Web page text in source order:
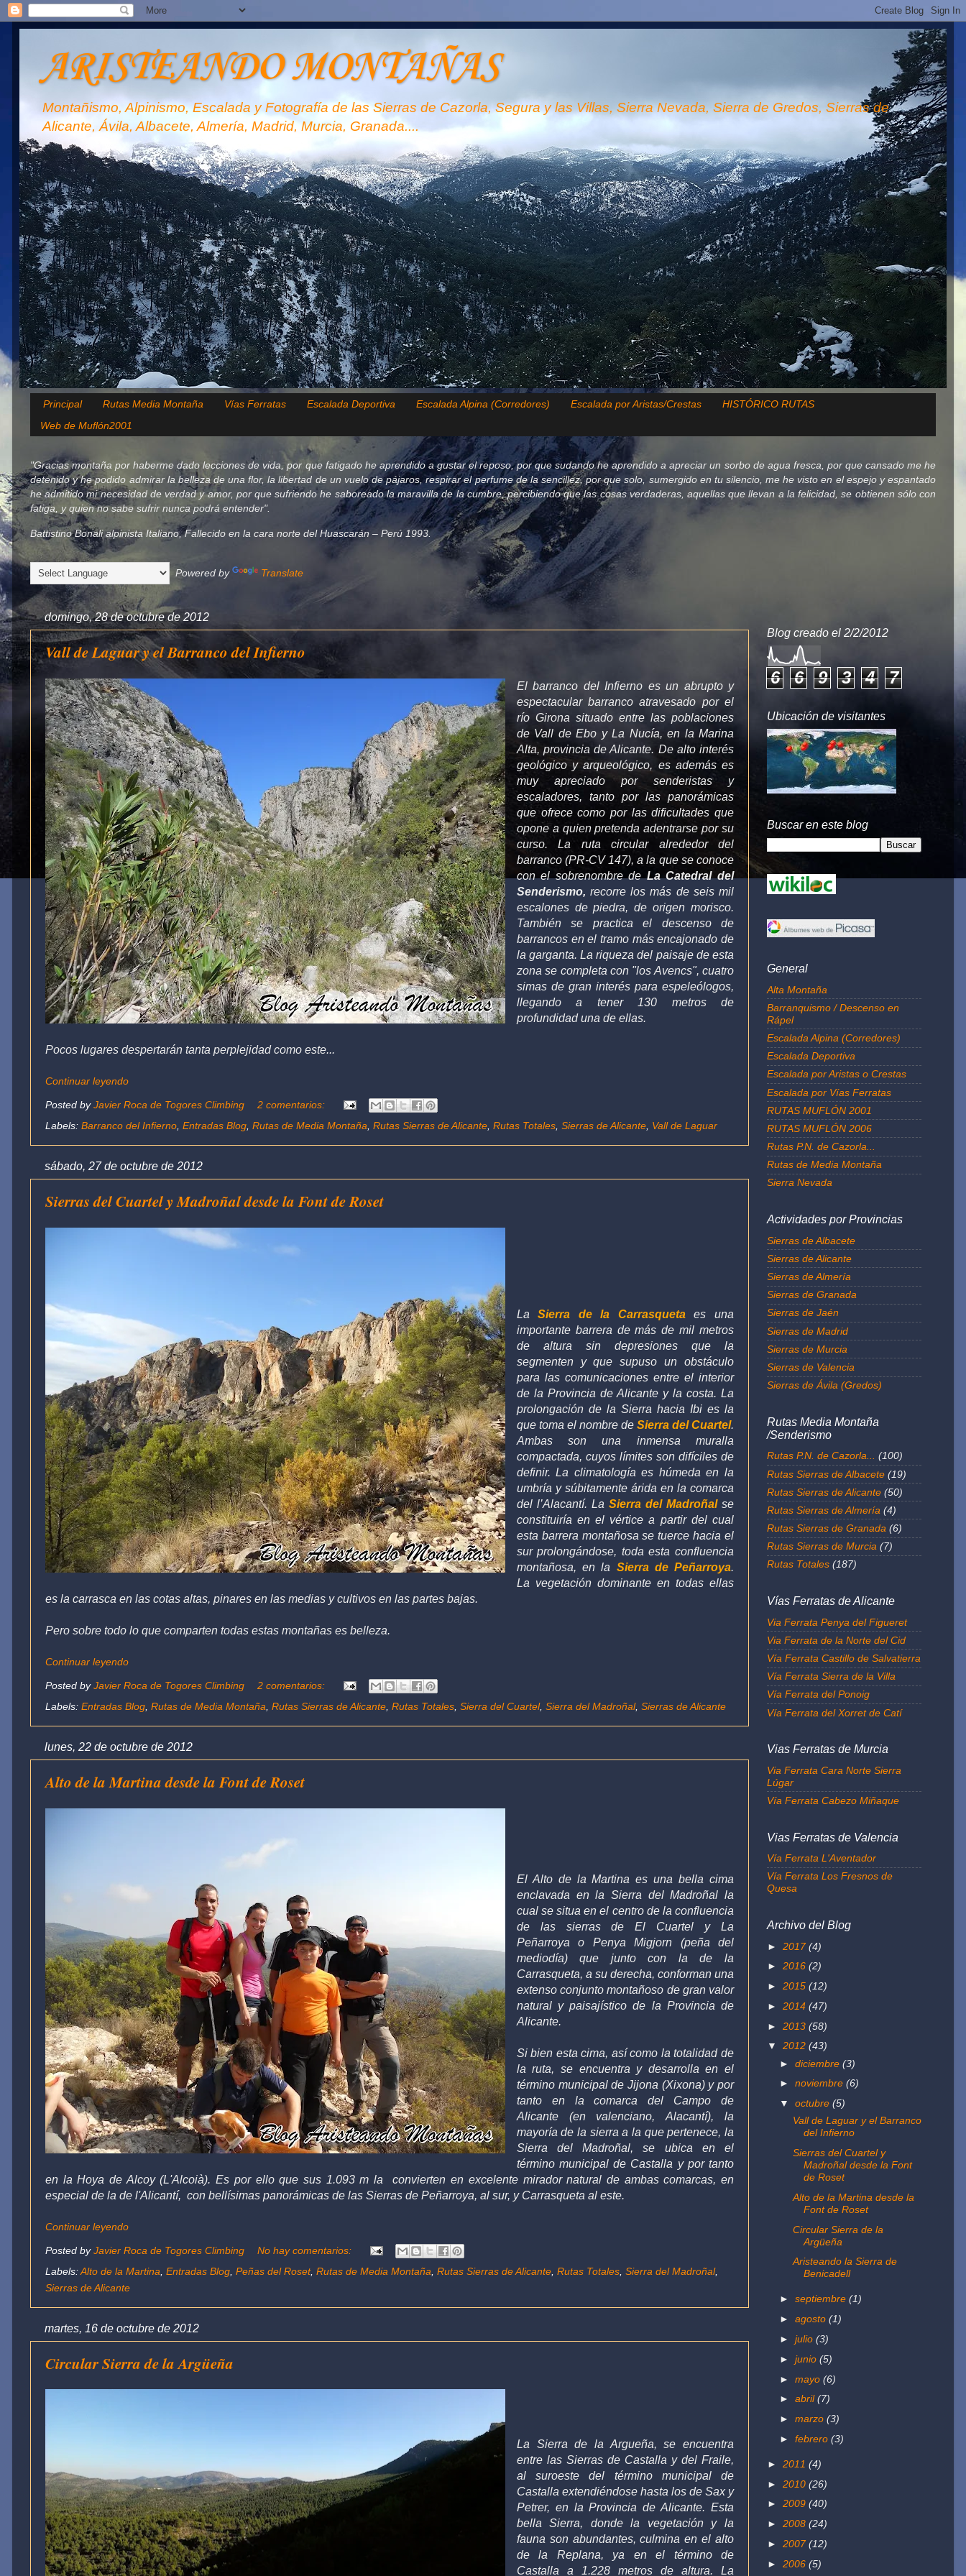
ARISTEANDO MONTAÑAS
Montañismo, Alpinismo, Escalada y Fotografía de las Sierras de Cazorla, Segura y las Villas, Sierra Nevada, Sierra de Gredos, Sierras de
Alicante, Ávila, Albacete, Almería, Madrid, Murcia, Granada....
Principal Rutas Media Montaña Vías Ferratas Escalada Deportiva Escalada Alpina (Corredores) Escalada por Aristas/Crestas
HISTÓRICO RUTAS
Web de Muflón2001
"Gracias montaña por haberme dado lecciones de vida, por que fatigado he aprendido a gustar el reposo, por que sudando he aprendido a apreciar un sorbo de agua fresca, por que cansado me he
detenido y he podido admirar la belleza de una flor, la libertad de un vuelo de pájaros, respirar el perfume de la sencillez, por que solo, sumergido en tu silencio, me he visto en el espejo y espantado
he admitido mi necesidad de verdad y amor, por que sufriendo he saboreado la maravilla de la cumbre, percibiendo que las cosas verdaderas, aquellas que llevan a la felicidad, se obtienen sólo con
fatiga, y quien no sabe sufrir nunca podrá entender".
Battistino Bonali alpinista Italiano, Fallecido en la cara norte del Huascarán – Perú 1993.
Powered by Translate
domingo, 28 de octubre de 2012
Vall de Laguar y el Barranco del Infierno
El barranco del Infierno es un abrupto y
espectacular barranco atravesado por el
río Girona situado entre las poblaciones
de Vall de Ebo y La Nucía, en la Marina
Alta, provincia de Alicante. De alto interés
geológico y arqueológico, es además es
muy apreciado por senderistas y
escaladores, tanto por las panorámicas
que ofrece como por las dificultades que
opone a quien pretenda adentrarse por su
curso. La ruta circular alrededor del
barranco (PR-CV 147), a la que se conoce
con el sobrenombre deLa Catedral del
Senderismo, recorre los más de seis mil
escalones de piedra, de origen morisco.
También se practica el descenso de
barrancos en el tramo más encajonado de
la garganta. La riqueza del paisaje de esta
zona se completa con "los Avencs", cuatro
simas de gran interés para espeleólogos,
llegando a tener 130 metros de
profundidad una de ellas.
Pocos lugares despertarán tanta perplejidad como este...
Continuar leyendo
Posted byJavier Roca de Togores Climbing
2 comentarios:
Labels: Barranco del Infierno Entradas Blog Rutas de Media Montaña Rutas Sierras de Alicante Rutas Totales Sierras de Alicante Vall de Laguar
sábado, 27 de octubre de 2012
Sierras del Cuartel y Madroñal desde la Font de Roset
LaSierra de la Carrasquetaes una
importante barrera de más de mil metros
de altura sin depresiones que la
segmenten y que supuso un obstáculo
para las comunicaciones entre el interior
de la Provincia de Alicante y la costa. La
prolongación de la Sierra hacia Ibi es la
que toma el nombre de Sierra del Cuartel.
Ambas son una inmensa muralla
compactada, cuyos límites son difíciles de
definir. La climatología es húmeda en la
umbría y súbitamente árida en la comarca
del l’Alacantí. La Sierra del Madroñalse
constituiría en el vértice a partir del cual
esta barrera montañosase tuerce hacia el
sur prolongándose, toda esta confluencia
montañosa, en la Sierra de Peñarroya.
La vegetación dominante en todas ellas
es la carrasca en las cotas altas, pinares en las medias y cultivos en las partes bajas.
Pero sobre todo lo que comparten todas estas montañas es belleza.
Continuar leyendo
Posted byJavier Roca de Togores Climbing
2 comentarios:
Labels: Entradas Blog Rutas de Media Montaña Rutas Sierras de Alicante Rutas Totales Sierra del Cuartel, Sierra del Madroñal, Sierras de Alicante
lunes, 22 de octubre de 2012
Alto de la Martina desde la Font de Roset
El Alto de la Martina es una bella cima
enclavada en la Sierra del Madroñal la
cual se situa en el centro de la confluencia
de las sierras de El Cuartel y La
Peñarroya o Penya Migjorn (peña del
mediodía) que junto con la de la
Carrasqueta, a su derecha, conforman una
extenso conjunto montañoso de gran valor
natural y paisajístico de la Provincia de
Alicante.
Si bien esta cima, así como la totalidad de
la ruta, se encuentra y desarrolla en el
término municipal de Jijona (Xixona) y por
tanto en la comarca del Campo de
Alicante (en valenciano,Alacantí), la
mayoría de la sierra a la que pertenece, la
Sierra del Madroñal, se ubica en el
término municipal de Castalla y por tanto
en la Hoya de Alcoy (L'Alcoià). Es por ello que sus 1.093 m la convierten en excelente mirador natural de ambascomarcas, en
especial de la de l'Alicantí, con bellísimas panorámicas de las Sierras de Peñarroya, al sur, y Carrasqueta al este.
Continuar leyendo
Posted byJavier Roca de Togores Climbing
No hay comentarios:
Labels:Alto de la Martina Entradas Blog Peñas del Roset, Rutas de Media Montaña Rutas Sierras de Alicante Rutas Totales Sierra del Madroñal,
Sierras de Alicante
martes, 16 de octubre de 2012
Circular Sierra de la Argüeña
La Sierra de la Argueña, se encuentra
entre las Sierras de Castalla y del Fraile,
al suroeste del término municipal de
Castalla extendiéndose hasta los de Sax y
Petrer, en la Provincia de Alicante. Esta
bella Sierra, donde la vegetación y la
fauna son abundantes, culmina en el alto
de la Replana, ya en el término de
Castalla a 1.228 metros de altura. La
Blog creado el 2/2/2012
6 6 9 3 4 7
Ubicación de visitantes
Buscar en este blog
General
Alta Montaña
Barranquismo / Descenso en
Rápel
Escalada Alpina (Corredores)
Escalada Deportiva
Escalada por Aristas o Crestas
Escalada por Vías Ferratas
RUTAS MUFLÓN 2001
RUTAS MUFLÓN 2006
Rutas P.N. de Cazorla...
Rutas de Media Montaña
Sierra Nevada
Actividades por Provincias
Sierras de Albacete
Sierras de Alicante
Sierras de Almería
Sierras de Granada
Sierras de Jaén
Sierras de Madrid
Sierras de Murcia
Sierras de Valencia
Sierras de Ávila (Gredos)
Rutas Media Montaña
/Senderismo
Rutas P.N. de Cazorla... (100)
Rutas Sierras de Albacete (19)
Rutas Sierras de Alicante (50)
Rutas Sierras de Almería (4)
Rutas Sierras de Granada (6)
Rutas Sierras de Murcia (7)
Rutas Totales (187)
Vías Ferratas de Alicante
Via Ferrata Penya del Figueret
Via Ferrata de la Norte del Cid
Vía Ferrata Castillo de Salvatierra
Vía Ferrata Sierra de la Villa
Vía Ferrata del Ponoig
Vía Ferrata del Xorret de Catí
Vias Ferratas de Murcia
Via Ferrata Cara Norte Sierra
Lúgar
Vía Ferrata Cabezo Miñaque
Vias Ferratas de Valencia
Vía Ferrata L'Aventador
Vía Ferrata Los Fresnos de
Quesa
Archivo del Blog
► 2017(4)
► 2016 (2)
► 2015 (12)
► 2014 (47)
► 2013 (58)
▼ 2012 (43)
►diciembre(3)
►noviembre(6)
▼octubre(5)
Vall de Laguar y el Barranco
del Infierno
Sierras del Cuartel y
Madroñal desde la Font
de Roset
Alto de la Martina desde la
Font de Roset
Circular Sierra de la
Argüeña
Aristeando la Sierra de
Benicadell
►septiembre(1)
►agosto(1)
►julio(3)
►junio(5)
►mayo(6)
►abril(7)
►marzo(3)
►febrero(3)
► 2011 (4)
► 2010 (26)
► 2009 (40)
► 2008 (24)
► 2007(12)
► 2006 (5)